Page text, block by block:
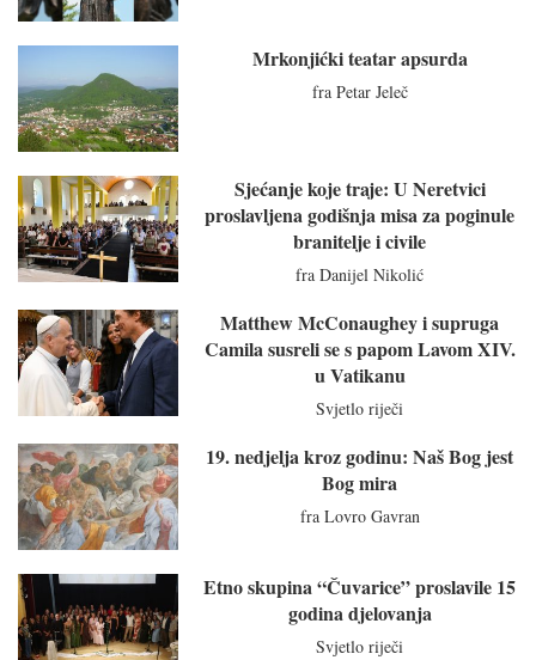
Mrkonjićki teatar apsurda
fra Petar Jeleč
Sjećanje koje traje: U Neretvici
proslavljena godišnja misa za poginule
branitelje i civile
fra Danijel Nikolić
Matthew McConaughey i supruga
Camila susreli se s papom Lavom XIV.
u Vatikanu
Svjetlo riječi
19. nedjelja kroz godinu: Naš Bog jest
Bog mira
fra Lovro Gavran
Etno skupina “Čuvarice” proslavile 15
godina djelovanja
Svjetlo riječi